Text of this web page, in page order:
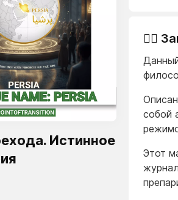
Истинное
👨‍⚖️
собой
Этот